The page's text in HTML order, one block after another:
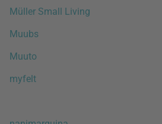
Müller Small Living
Muubs
Muuto
myfelt